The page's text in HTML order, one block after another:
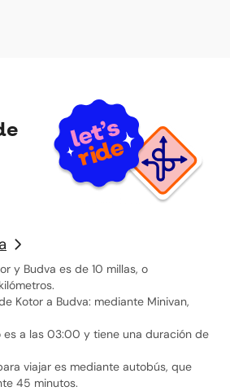
y Budva es de 10 millas, o
Kotor a Budva: mediante Minivan,
es a las 03:00 y tiene una duración de
viajar es mediante autobús, que
45 minutos.